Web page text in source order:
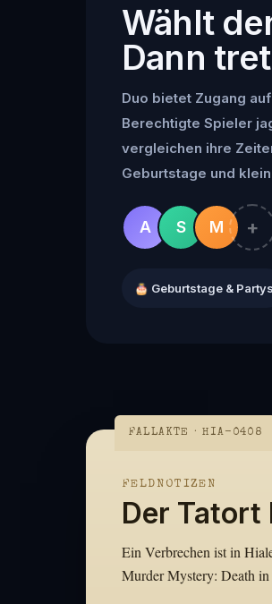
Wählt
Dann
Duo bietet Zugang
Berechtigte Spieler
vergleichen ihre
Geburtstage und
A S M +
🎂 Geburtstage & Partys
FALLAKTE · HIA-0408
FELDNOTIZEN
Der Tatort
Ein Verbrechen ist in
Murder Mystery: Death in